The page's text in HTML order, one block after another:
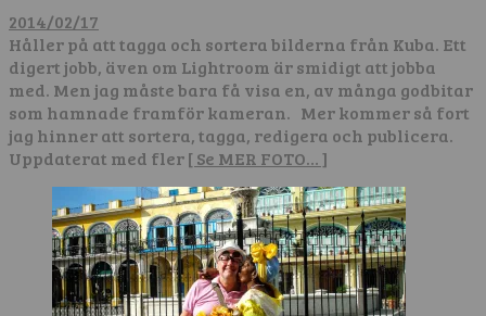
2014/02/17
Håller på att tagga och sortera bilderna från Kuba. Ett
digert jobb, även om Lightroom är smidigt att jobba
med. Men jag måste bara få visa en, av många godbitar
som hamnade framför kameran. Mer kommer så fort
jag hinner att sortera, tagga, redigera och publicera.
Uppdaterat med fler[ Se MER FOTO… ]